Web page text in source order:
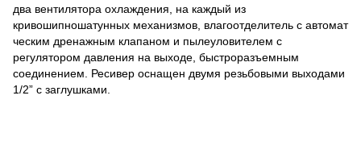
два вентилятора охлаждения, на каждый из
кривошипношатунных механизмов, влагоотделитель с автомат
ческим дренажным клапаном и пылеуловителем с
регулятором давления на выходе, быстроразъемным
соединением. Ресивер оснащен двумя резьбовыми выходами
1/2” с заглушками.